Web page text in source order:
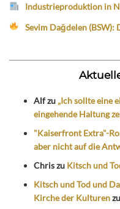
Industrieproduktion in
Sevim Dağdelen
Alfzu „Ich sollte eine
eingehende Haltung
"Kaiserfront Extra"-
aber nicht auf die
Chriszu Kitsch und
Kitsch und Tod und
Kirche der Kulturenzu